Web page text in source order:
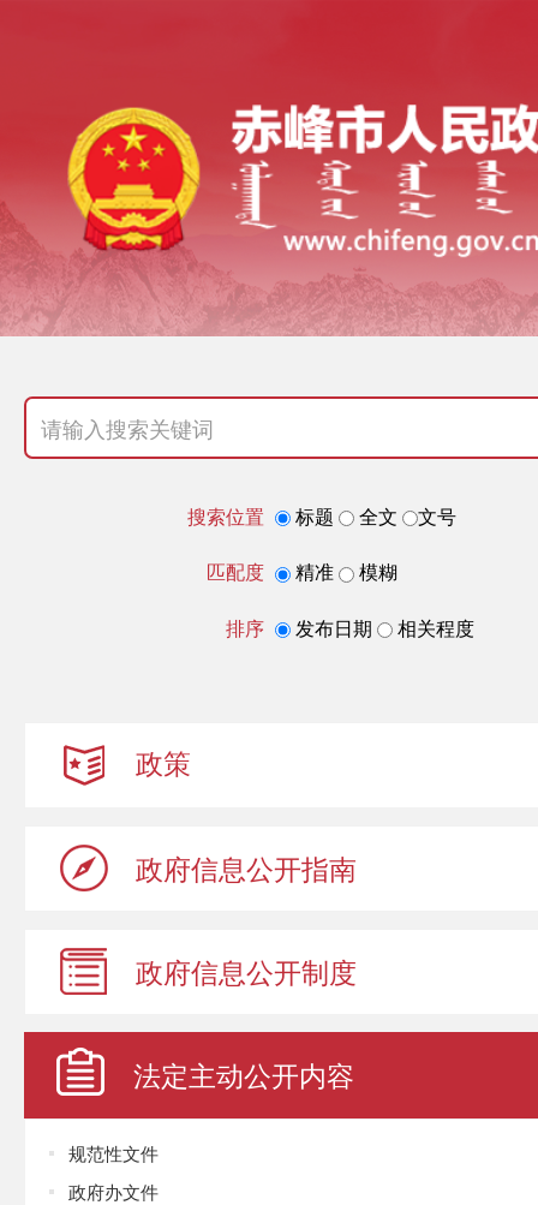
搜索位置 标题 全文 文号
匹配度 精准 模糊
排序 发布日期 相关程度
政策
政府信息公开指南
政府信息公开制度
法定主动公开内容
规范性文件
政府办文件